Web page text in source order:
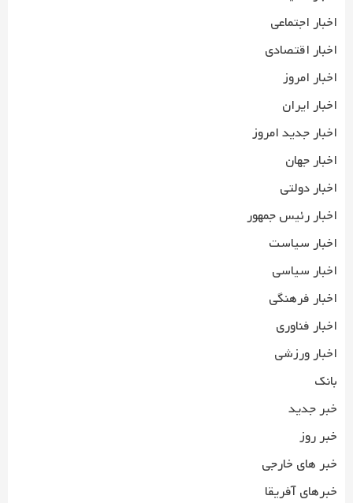
اخبار اجتماعی
اخبار اقتصادی
اخبار امروز
اخبار ایران
اخبار جدید امروز
اخبار جهان
اخبار دولتی
اخبار رئیس جمهور
اخبار سیاست
اخبار سیاسی
اخبار فرهنگی
اخبار فناوری
اخبار ورزشی
بانک
خبر جدید
خبر روز
خبر های خارجی
خبرهای آفریقا